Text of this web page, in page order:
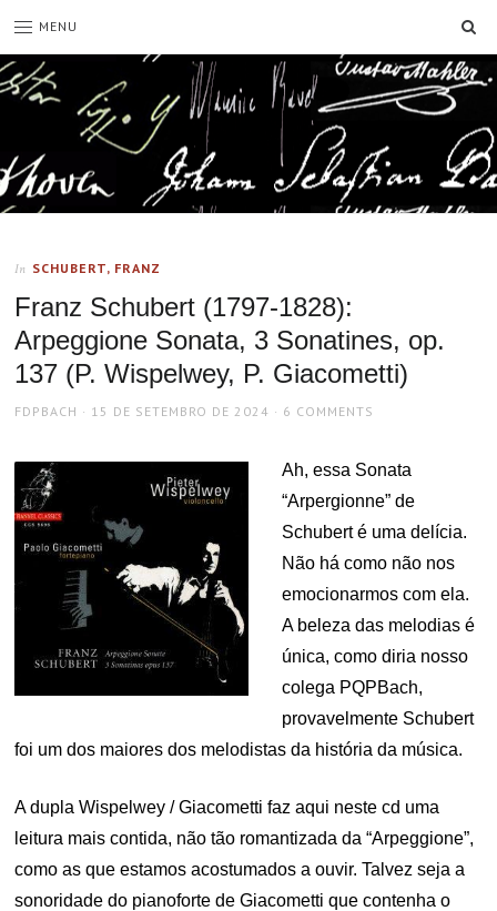
MENU
In SCHUBERT, FRANZ
Franz Schubert (1797-1828):
Arpeggione Sonata, 3 Sonatines, op.
137 (P. Wispelwey, P. Giacometti)
AUTHOR
FDPBACH
POSTED
15 DE SETEMBRO DE 2024 6 COMMENTS
Ah, essa Sonata
“Arpergionne” de
Schubert é uma delícia.
Não há como não nos
emocionarmos com ela.
A beleza das melodias é
única, como diria nosso
colega PQPBach,
provavelmente Schubert
foi um dos maiores dos melodistas da história da música.
A dupla Wispelwey / Giacometti faz aqui neste cd uma
leitura mais contida, não tão romantizada da “Arpeggione”,
como as que estamos acostumados a ouvir. Talvez seja a
sonoridade do pianoforte de Giacometti que contenha o